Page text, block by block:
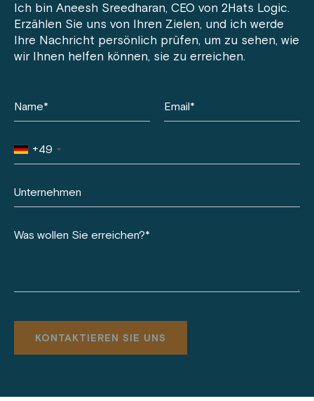
Ich bin Aneesh Sreedharan, CEO von 2Hats Logic.
Erzählen Sie uns von Ihren Zielen, und ich werde
Ihre Nachricht persönlich prüfen, um zu sehen, wie
wir Ihnen helfen können, sie zu erreichen.
+49